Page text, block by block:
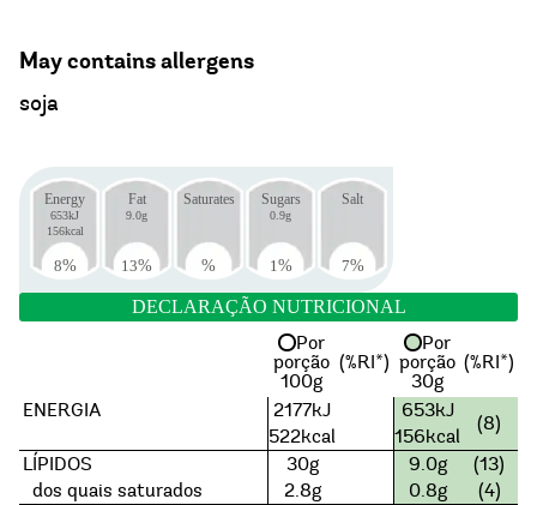
May contains allergens
soja
Energy
653kJ
156kcal
8%
Fat
9.0g
13%
Saturates
%
Sugars
0.9g
1%
Salt
7%
DECLARAÇÃO NUTRICIONAL
Por
porção
100g
(%RI*)
Por
porção
30g
(%RI*)
ENERGIA
2177kJ 653kJ
(8)
522kcal
156kcal
LÍPIDOS
30g 9.0g
(13)
dos quais saturados
2.8g 0.8g
(4)